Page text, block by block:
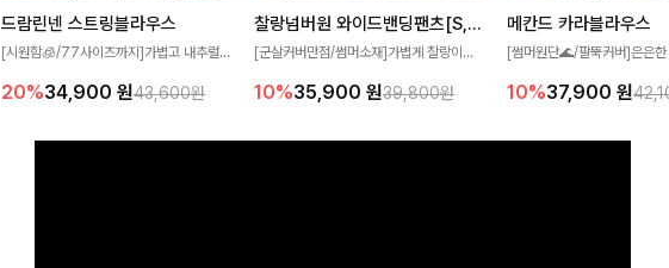
드람린넨 스트링블라우스
[시원함🧊/77사이즈까지]가볍고 내추럴
없는 슬릿 카라 디자인이 얼굴선을 더욱 시
20%34,900 원43,600원
찰랑넘버원 와이드밴딩팬츠[S,M,L사이즈]
[군살커버만점/썸머소재]가볍게 찰랑이는
편안하게 착용하실 수 있는 팬츠입니다 🖤
감 있는 착용감을 더해드려요!
10%35,900 원39,800원
메칸드 카라블라우스
[썸머원단🌊/팔뚝커버]은은
세련된 무드를 연출해주는 블
은 베이직한 디자인!
10%37,900 원